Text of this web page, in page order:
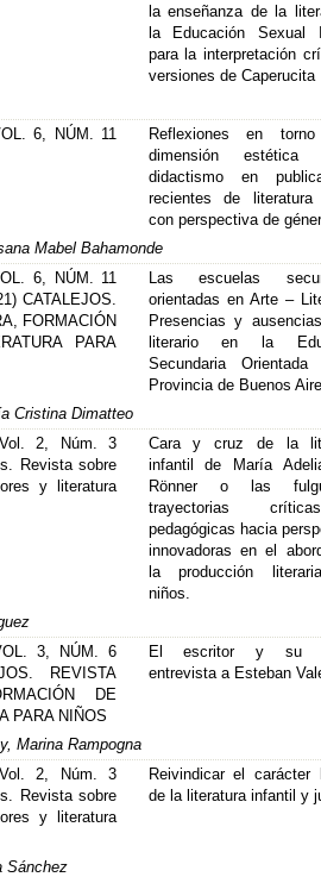
la enseñanza de la
la Educación Sexual
para la interpretación
versiones de Caperucita
6, NÚM. 11
Reflexiones en
dimensión
didactismo en
recientes de literatura
con perspectiva de
Mabel Bahamonde
6, NÚM. 11
CATALEJOS.
FORMACIÓN
PARA
Las escuelas
orientadas en Arte –
Presencias y
literario en la
Secundaria
Provincia de Buenos
Cristina Dimatteo
2, Núm. 3
Revista sobre
y literatura
Cara y cruz de la
infantil de María
Rönner o las
trayectorias
pedagógicas hacia
innovadoras en el
la producción
niños.
3, NÚM. 6
REVISTA
DE
PARA NIÑOS
El escritor y su
entrevista a Esteban
Marina Rampogna
2, Núm. 3
Revista sobre
y literatura
Reivindicar el carácter
de la literatura infantil y
Sánchez